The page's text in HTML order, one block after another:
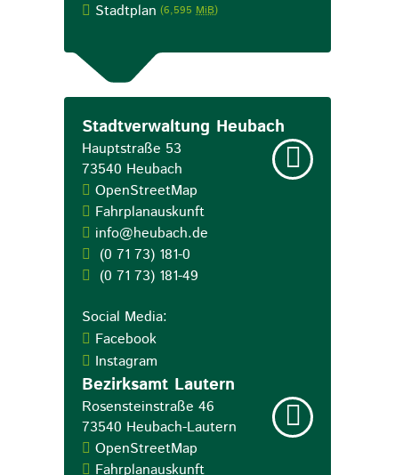
Stadtplan (6,595 MiB)
Stadtverwaltung Heubach
Hauptstraße 53
73540 Heubach
OpenStreetMap
Fahrplanauskunft
info@heubach.de
(0 71 73) 181-0
(0 71 73) 181-49
Social Media:
Facebook
Instagram
Bezirksamt Lautern
Rosensteinstraße 46
73540 Heubach-Lautern
OpenStreetMap
Fahrplanauskunft